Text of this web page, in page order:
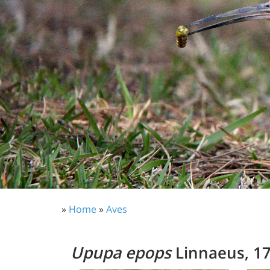
» Home»Aves
Upupa epopsLinnaeus,